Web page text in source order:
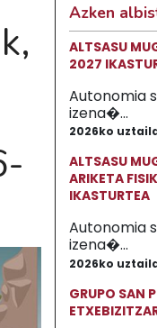
Azken
ALTSASU
2027
Autonomia
izena�...
2026ko
ALTSASU
ARIKETA
IKASTURTEA
Autonomia
izena�...
2026ko
GRUPO SAN